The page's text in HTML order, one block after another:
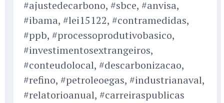
#ajustedecarbono, #sbce, #anvisa,
#ibama, #lei15122, #contramedidas,
#ppb, #processoprodutivobasico,
#investimentosextrangeiros,
#conteudolocal, #descarbonizacao,
#refino, #petroleoegas, #industrianaval,
#relatorioanual, #carreiraspublicas